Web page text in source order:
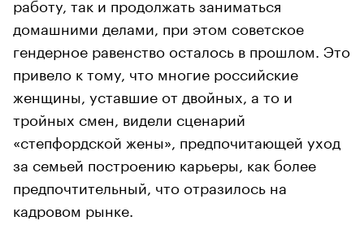
домашними делами, при этом советское
гендерное равенство осталось в прошлом. Это
привело к тому, что многие российские
женщины, уставшие от двойных, а то и
тройных смен, видели сценарий
«степфордской жены», предпочитающей уход
за семьей построению карьеры, как более
предпочтительный, что отразилось на
кадровом рынке.